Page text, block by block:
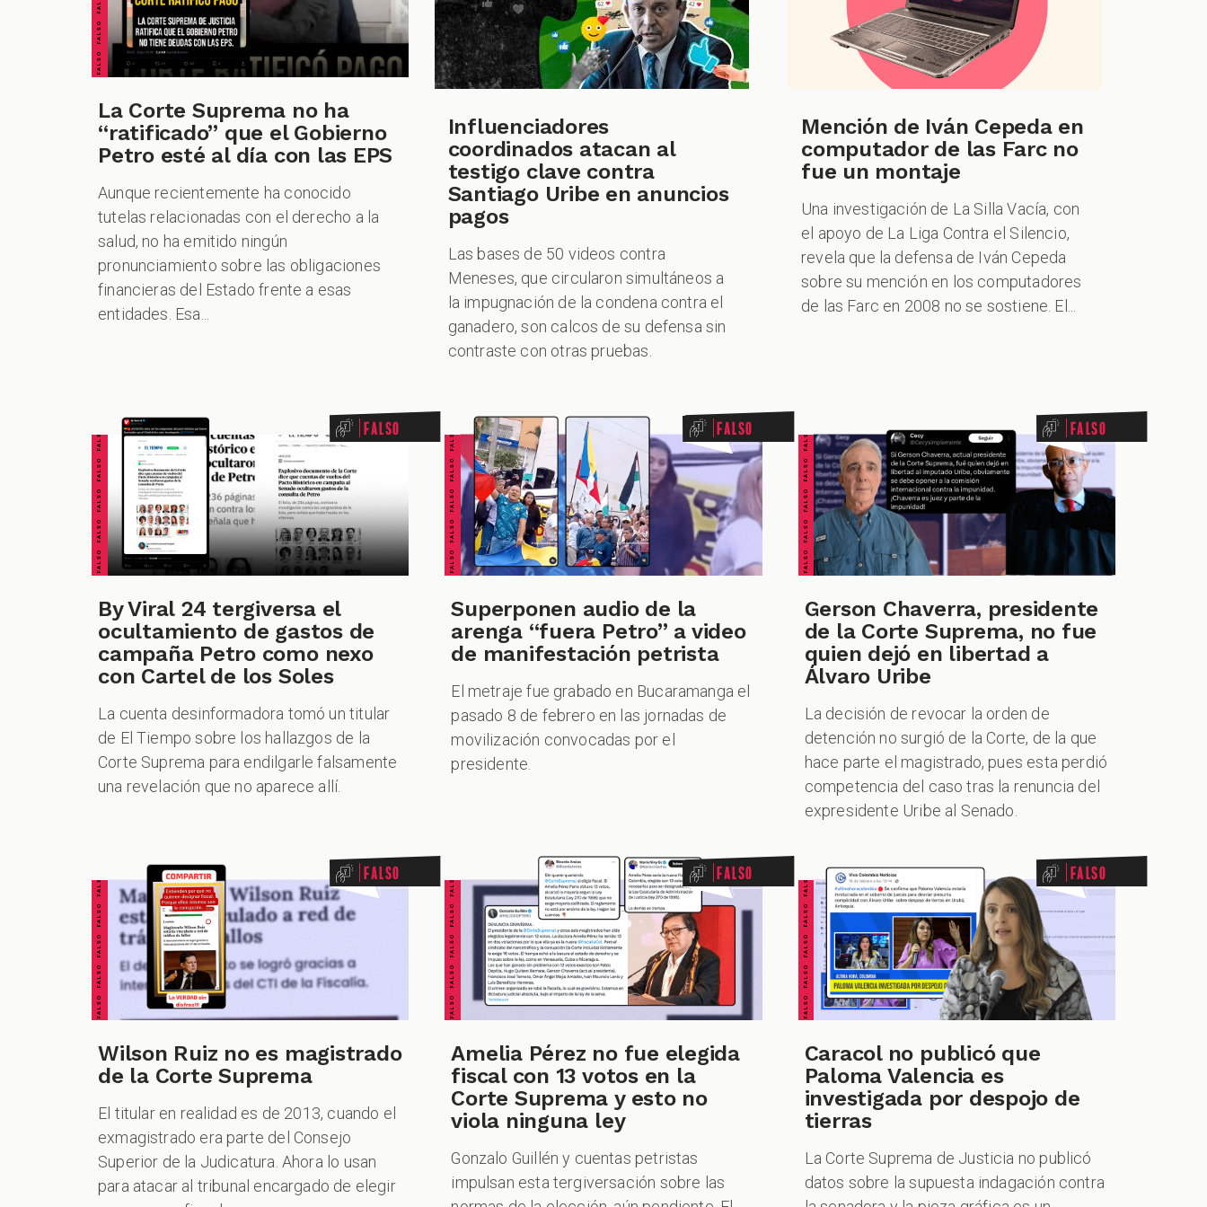
La Corte Suprema no ha
“ratificado” que el Gobierno
Petro esté al día con las EPS
Aunque recientemente ha conocido
tutelas relacionadas con el derecho a la
salud, no ha emitido ningún
pronunciamiento sobre las obligaciones
financieras del Estado frente a esas
entidades. Esa...
Influenciadores
coordinados atacan al
testigo clave contra
Santiago Uribe en anuncios
pagos
Las bases de 50 videos contra
Meneses, que circularon simultáneos a
la impugnación de la condena contra el
ganadero, son calcos de su defensa sin
contraste con otras pruebas.
Mención de Iván Cepeda en
computador de las Farc no
fue un montaje
Una investigación de La Silla Vacía, con
el apoyo de La Liga Contra el Silencio,
revela que la defensa de Iván Cepeda
sobre su mención en los computadores
de las Farc en 2008 no se sostiene. El...
FALSO FALSO FALSO FALSO FALSO FALSO FALSO Falso
By Viral 24 tergiversa el
ocultamiento de gastos de
campaña Petro como nexo
con Cartel de los Soles
La cuenta desinformadora tomó un titular
de El Tiempo sobre los hallazgos de la
Corte Suprema para endilgarle falsamente
una revelación que no aparece allí.
FALSO FALSO FALSO FALSO FALSO FALSO FALSO Falso
Superponen audio de la
arenga “fuera Petro” a video
de manifestación petrista
El metraje fue grabado en Bucaramanga el
pasado 8 de febrero en las jornadas de
movilización convocadas por el
presidente.
FALSO FALSO FALSO FALSO FALSO FALSO FALSO Falso
Gerson Chaverra, presidente
de la Corte Suprema, no fue
quien dejó en libertad a
Álvaro Uribe
La decisión de revocar la orden de
detención no surgió de la Corte, de la que
hace parte el magistrado, pues esta perdió
competencia del caso tras la renuncia del
expresidente Uribe al Senado.
FALSO FALSO FALSO FALSO FALSO FALSO FALSO Falso
Wilson Ruiz no es magistrado
de la Corte Suprema
El titular en realidad es de 2013, cuando el
exmagistrado era parte del Consejo
Superior de la Judicatura. Ahora lo usan
para atacar al tribunal encargado de elegir
FALSO FALSO FALSO FALSO FALSO FALSO FALSO Falso
Amelia Pérez no fue elegida
fiscal con 13 votos en la
Corte Suprema y esto no
viola ninguna ley
Gonzalo Guillén y cuentas petristas
impulsan esta tergiversación sobre las
FALSO FALSO FALSO FALSO FALSO FALSO FALSO Falso
Caracol no publicó que
Paloma Valencia es
investigada por despojo de
tierras
La Corte Suprema de Justicia no publicó
datos sobre la supuesta indagación contra